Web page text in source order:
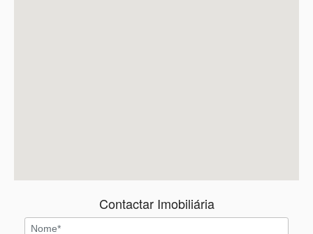
Contactar Imobiliária